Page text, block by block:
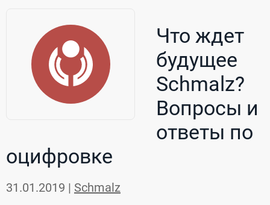
Что ждет
будущее
Schmalz?
Вопросы и
ответы по
оцифровке
31.01.2019 | Schmalz